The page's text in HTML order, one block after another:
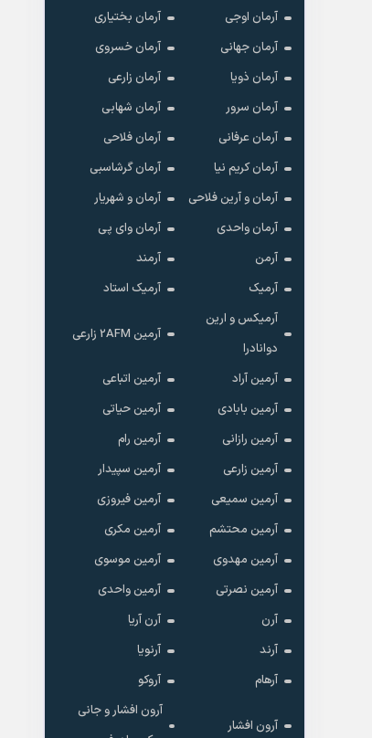
آرمان اوجی
آرمان بختیاری
آرمان جهانی
آرمان خسروی
آرمان ذویا
آرمان زارعی
آرمان سرور
آرمان شهابی
آرمان عرفانی
آرمان فلاحی
آرمان کریم نیا
آرمان گرشاسبی
آرمان و آرین فلاحی
آرمان و شهریار
آرمان واحدی
آرمان وای پی
آرمن
آرمند
آرمیک
آرمیک استاد
آرمیکس و ارین
دوانادرا
آرمین 2AFM زارعی
آرمین آراد
آرمین اتباعی
آرمین بابادی
آرمین حیاتی
آرمین رازانی
آرمین رام
آرمین زارعی
آرمین سپیدار
آرمین سمیعی
آرمین فیروزی
آرمین محتشم
آرمین مکری
آرمین مهدوی
آرمین موسوی
آرمین نصرتی
آرمین واحدی
آرن
آرن آریا
آرند
آرنویا
آرهام
آروکو
آرون افشار
آرون افشار و جانی